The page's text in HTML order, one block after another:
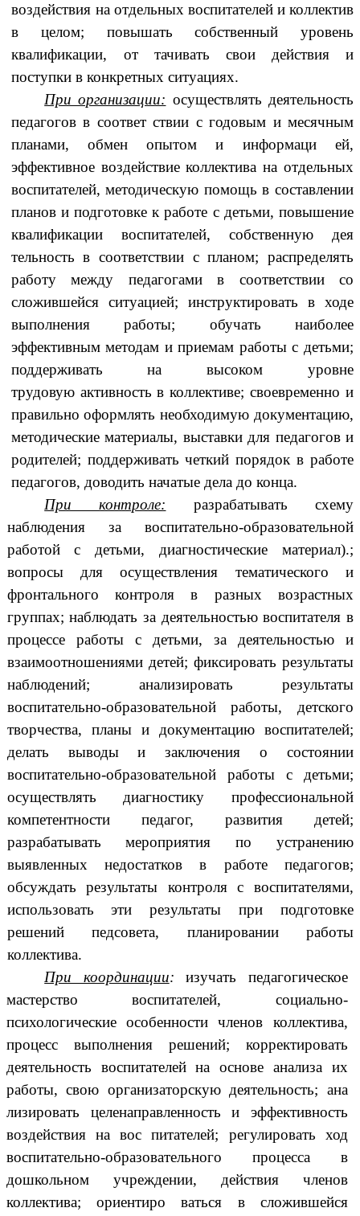
воздействия на отдельных воспитателей и коллектив
в целом; повышать собственный уровень
квалификации, от тачивать свои действия и
поступки в конкретных ситуациях.
При организации: осуществлять деятельность
педагогов в соответ ствии с годовым и месячным
планами, обмен опытом и информаци ей,
эффективное воздействие коллектива на отдельных
воспитателей, методическую помощь в составлении
планов и подготовке к работе с детьми, повышение
квалификации воспитателей, собственную дея
тельность в соответствии с планом; распределять
работу между педагогами в соответствии со
сложившейся ситуацией; инструктировать в ходе
выполнения работы; обучать наиболее
эффективным методам и приемам работы с детьми;
поддерживать на высоком уровне
трудовую активность в коллективе; своевременно и
правильно оформлять необходимую документацию,
методические материалы, выставки для педагогов и
родителей; поддерживать четкий порядок в работе
педагогов, доводить начатые дела до конца.
При контроле:
разрабатывать схему
наблюдения за воспитательно-образовательной
работой с детьми, диагностические материал).;
вопросы для осуществления тематического и
фронтального контроля в разных возрастных
группах; наблюдать за деятельностью воспитателя в
процессе работы с детьми, за деятельностью и
взаимоотношениями детей; фиксировать результаты
наблюдений; анализировать результаты
воспитательно-образовательной работы, детского
творчества, планы и документацию воспитателей;
делать выводы и заключения о состоянии
воспитательно-образовательной работы с детьми;
осуществлять диагностику профессиональной
компетентности педагог, развития детей;
разрабатывать мероприятия по устранению
выявленных недостатков в работе педагогов;
обсуждать результаты контроля с воспитателями,
использовать эти результаты при подготовке
решений педсовета, планировании работы
коллектива.
При координации:изучать педагогическое
мастерство воспитателей, социально-
психологические особенности членов коллектива,
процесс выполнения решений; корректировать
деятельность воспитателей на основе анализа их
работы, свою организаторскую деятельность; ана
лизировать целенаправленность и эффективность
воздействия на вос питателей; регулировать ход
воспитательно-образовательного процесса в
дошкольном учреждении, действия членов
коллектива; ориентиро ваться в сложившейся